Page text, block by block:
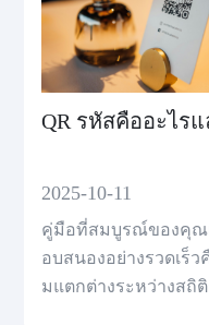
QR รหัสคืออะไร
2025-10-11
คู่มือที่สมบูรณ์ของคุณเ
อบสนองอย่างรวดเร็
มแตกต่างระหว่างสถิ